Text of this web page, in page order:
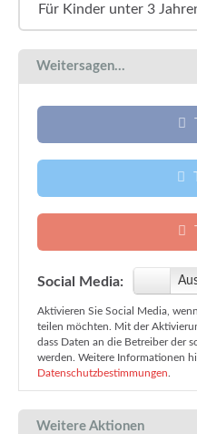
Für Kinder unter 3
Weitersagen...
Social Media:
An
Aktivieren Sie Social Media,
teilen möchten. Mit der
dass Daten an die Betreiber der
werden. Weitere Informationen
Datenschutzbestimmungen
Weitere Aktionen